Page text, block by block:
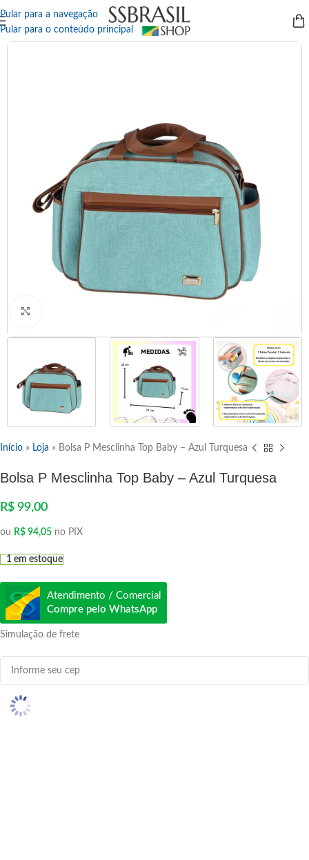
Pular para a navegação
Pular para o conteúdo principal
Início » Loja » Bolsa P Mesclinha Top Baby – Azul Turquesa
Bolsa P Mesclinha Top Baby – Azul Turquesa
R$ 99,00
ou R$ 94,05 no PIX
1 em estoque
Atendimento / Comercial
Compre pelo WhatsApp
Simulação de frete